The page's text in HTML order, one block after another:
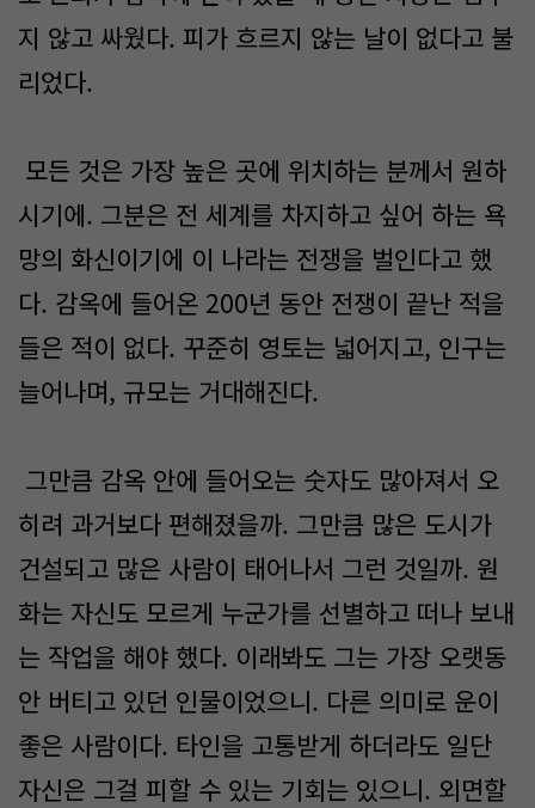
지 않고 싸웠다. 피가 흐르지 않는 날이 없다고 불
리었다.
모든 것은 가장 높은 곳에 위치하는 분께서 원하
시기에. 그분은 전 세계를 차지하고 싶어 하는 욕
망의 화신이기에 이 나라는 전쟁을 벌인다고 했
다. 감옥에 들어온 200년 동안 전쟁이 끝난 적을
들은 적이 없다. 꾸준히 영토는 넓어지고, 인구는
늘어나며, 규모는 거대해진다.
그만큼 감옥 안에 들어오는 숫자도 많아져서 오
히려 과거보다 편해졌을까. 그만큼 많은 도시가
건설되고 많은 사람이 태어나서 그런 것일까. 원
화는 자신도 모르게 누군가를 선별하고 떠나 보내
는 작업을 해야 했다. 이래봐도 그는 가장 오랫동
안 버티고 있던 인물이었으니. 다른 의미로 운이
좋은 사람이다. 타인을 고통받게 하더라도 일단
자신은 그걸 피할 수 있는 기회는 있으니. 외면할